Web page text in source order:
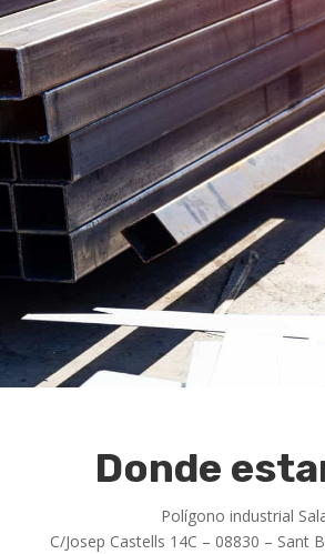
Donde
Polígono industrial
C/Josep Castells 14C – 08830 – Sant